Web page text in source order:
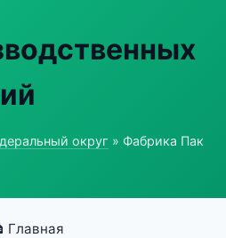
округ » Фабрика Пак
Главная